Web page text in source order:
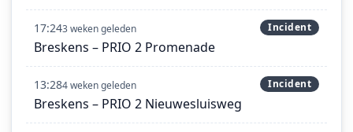
17:243 weken geleden Incident
Breskens – PRIO 2 Promenade
13:284 weken geleden Incident
Breskens – PRIO 2 Nieuwesluisweg